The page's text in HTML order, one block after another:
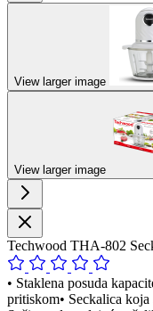
View larger image
View larger image
Techwood THA-802
• Staklena posuda
pritiskom• Seckalica